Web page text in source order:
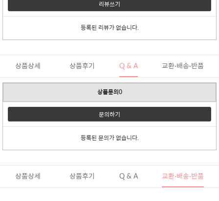
리뷰쓰기
등록된 리뷰가 없습니다.
상품상세 상품후기 Q & A 교환·배송·반품
상품문의0
문의하기
등록된 문의가 없습니다.
상품상세 상품후기 Q & A 교환·배송·반품